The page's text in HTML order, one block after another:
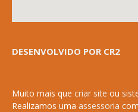
DESENVOLVIDO POR CR2
Muito mais que criar site ou
Realizamos uma assessoria